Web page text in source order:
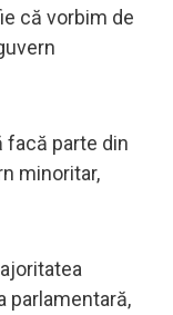
că vorbim de
facă parte din
minoritar,
parlamentară,